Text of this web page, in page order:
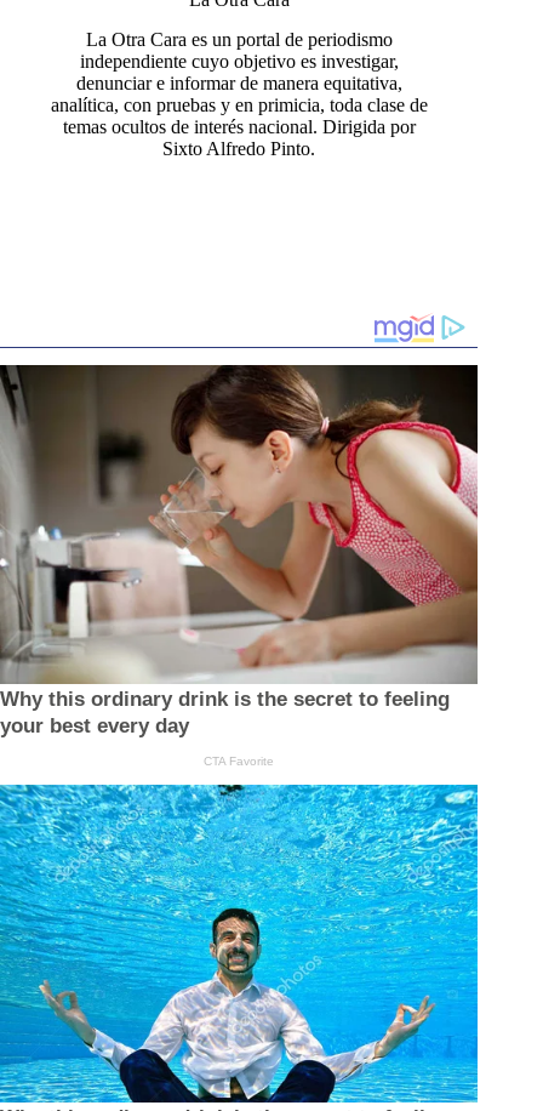
La Otra Cara es un portal de periodismo
independiente cuyo objetivo es investigar,
denunciar e informar de manera equitativa,
analítica, con pruebas y en primicia, toda clase de
temas ocultos de interés nacional. Dirigida por
Sixto Alfredo Pinto.